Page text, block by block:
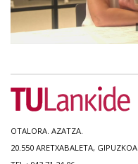
OTALORA. AZATZA.
20.550 ARETXABALETA, GIPUZKOA.